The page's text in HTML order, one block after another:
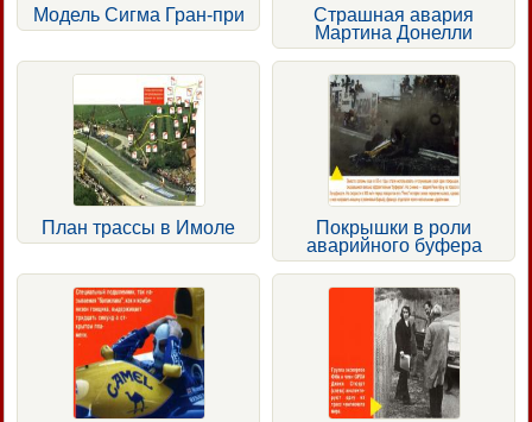
Модель Сигма Гран-при
Страшная авария
Мартина Донелли
План трассы в Имоле
Покрышки в роли
аварийного буфера